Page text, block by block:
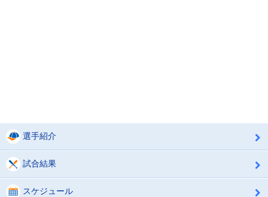
選手紹介
試合結果
スケジュール